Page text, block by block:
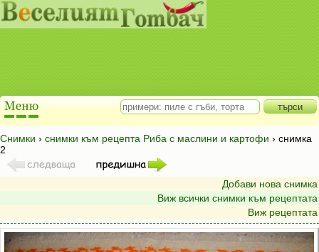
Снимки › снимки към рецепта Риба с маслини и картофи › снимка
2
Добави нова снимка
Виж всички снимки към рецептата
Виж рецептата